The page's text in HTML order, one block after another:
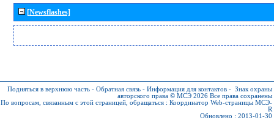
[Newsflashes]
Подняться в верхнюю часть - Обратная связь - Информация для контактов - Знак охраны
авторского права © МСЭ 2026 Все права сохранены
По вопросам, связанным с этой страницей, обращаться : Координатор Web-страницы МСЭ-
R
Обновлено : 2013-01-30